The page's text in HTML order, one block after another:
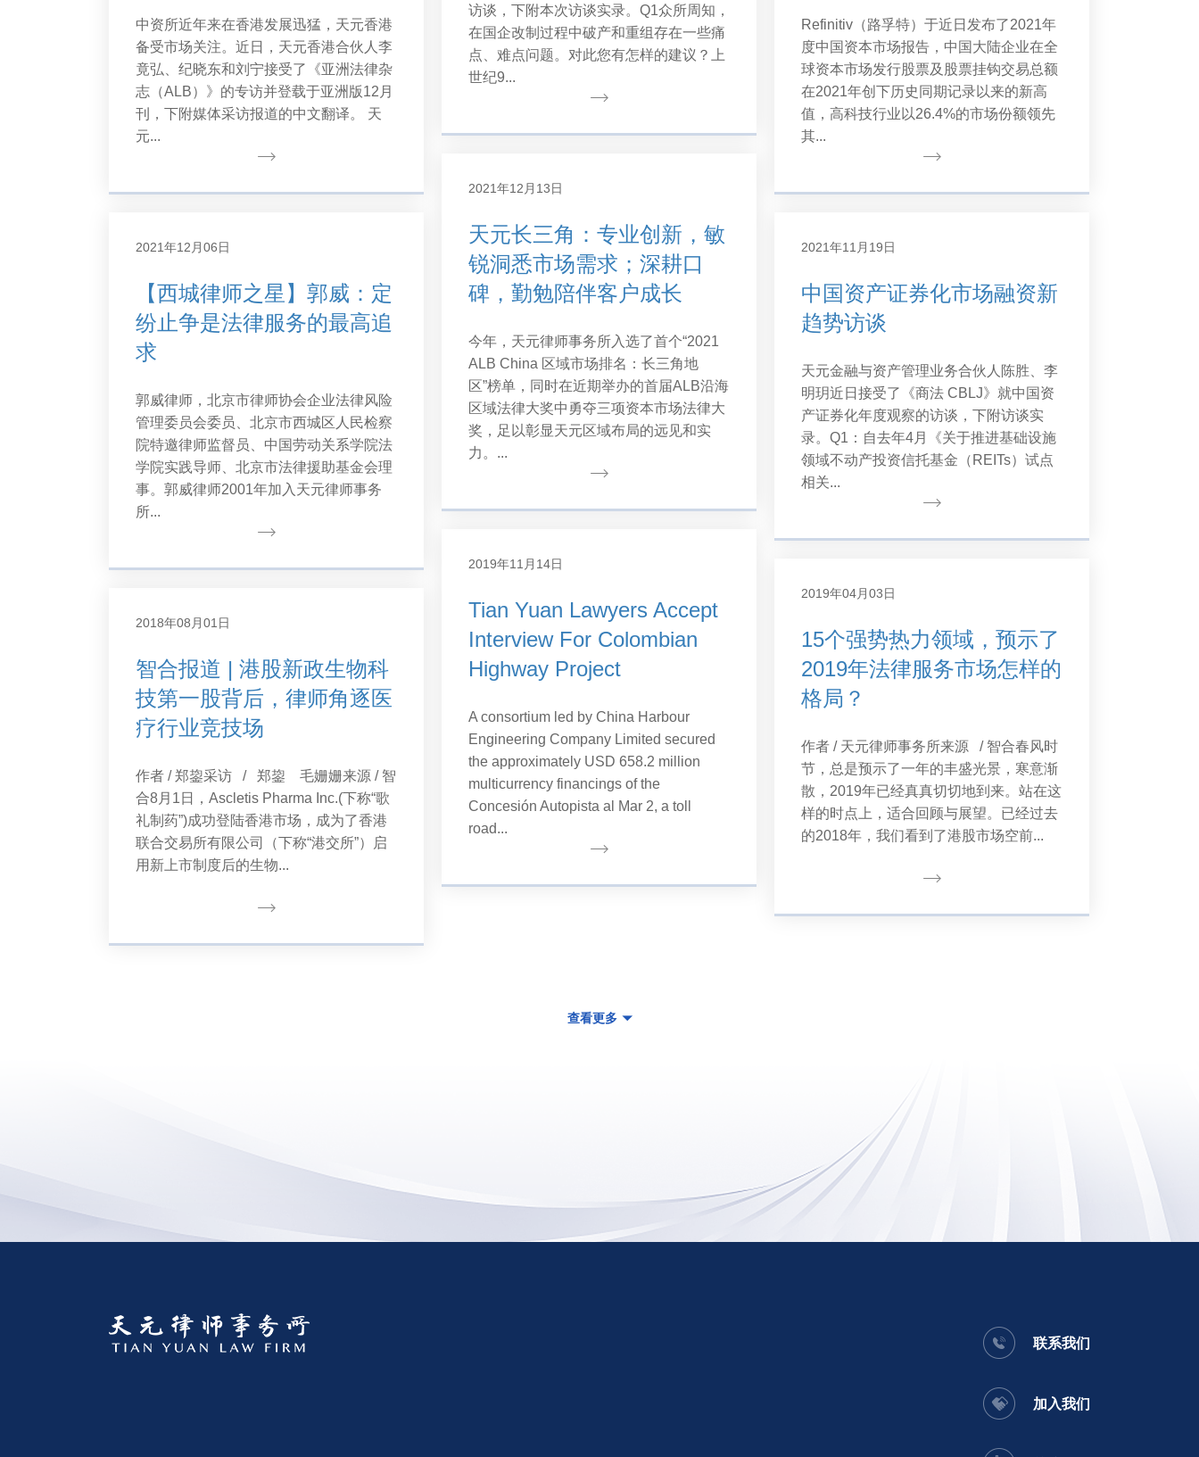
访谈，下附本次访谈实录。Q1众所周知，
在国企改制过程中破产和重组存在一些痛
点、难点问题。对此您有怎样的建议？上
世纪9...
Refinitiv（路孚特）于近日发布了2021年
度中国资本市场报告，中国大陆企业在全
球资本市场发行股票及股票挂钩交易总额
在2021年创下历史同期记录以来的新高
值，高科技行业以26.4%的市场份额领先
其...
中资所近年来在香港发展迅猛，天元香港
备受市场关注。近日，天元香港合伙人李
竟弘、纪晓东和刘宁接受了《亚洲法律杂
志（ALB）》的专访并登载于亚洲版12月
刊，下附媒体采访报道的中文翻译。 天
元...
2021年12月13日
天元长三角：专业创新，敏
锐洞悉市场需求；深耕口
碑，勤勉陪伴客户成长
今年，天元律师事务所入选了首个“2021
ALB China 区域市场排名：长三角地
区”榜单，同时在近期举办的首届ALB沿海
区域法律大奖中勇夺三项资本市场法律大
奖，足以彰显天元区域布局的远见和实
力。...
2021年12月06日
【西城律师之星】郭威：定
纷止争是法律服务的最高追
求
郭威律师，北京市律师协会企业法律风险
管理委员会委员、北京市西城区人民检察
院特邀律师监督员、中国劳动关系学院法
学院实践导师、北京市法律援助基金会理
事。郭威律师2001年加入天元律师事务
所...
2021年11月19日
中国资产证券化市场融资新
趋势访谈
天元金融与资产管理业务合伙人陈胜、李
明玥近日接受了《商法 CBLJ》就中国资
产证券化年度观察的访谈，下附访谈实
录。Q1：自去年4月《关于推进基础设施
领域不动产投资信托基金（REITs）试点
相关...
2019年11月14日
Tian Yuan Lawyers Accept
Interview For Colombian
Highway Project
A consortium led by China Harbour
Engineering Company Limited secured
the approximately USD 658.2 million
multicurrency financings of the
Concesión Autopista al Mar 2, a toll
road...
2019年04月03日
15个强势热力领域，预示了
2019年法律服务市场怎样的
格局？
作者 / 天元律师事务所来源 / 智合春风时
节，总是预示了一年的丰盛光景，寒意渐
散，2019年已经真真切切地到来。站在这
样的时点上，适合回顾与展望。已经过去
的2018年，我们看到了港股市场空前...
2018年08月01日
智合报道 | 港股新政生物科
技第一股背后，律师角逐医
疗行业竞技场
作者 / 郑鋆采访 / 郑鋆 毛姗姗来源 / 智
合8月1日，Ascletis Pharma Inc.(下称“歌
礼制药”)成功登陆香港市场，成为了香港
联合交易所有限公司（下称“港交所”）启
用新上市制度后的生物...
查看更多
联系我们
加入我们